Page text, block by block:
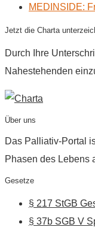
MEDINSIDE:
Jetzt die Charta
Durch Ihre
Nahestehenden
Über uns
Das Palliativ-Portal
Phasen des Lebens
Gesetze
§ 217 StGB
§ 37b SGB V